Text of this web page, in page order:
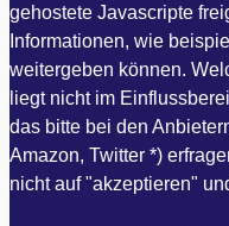
gehostete Javascripte
Informationen, wie
weitergeben können.
liegt nicht im
das bitte bei den
Amazon, Twitter *)
nicht auf "akzeptieren"